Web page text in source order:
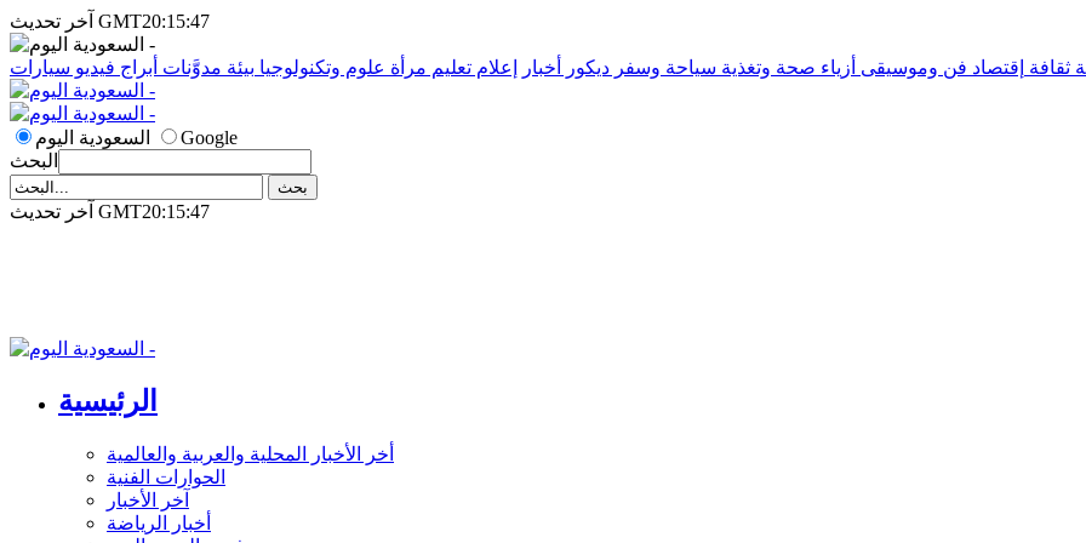
آخر تحديث GMT20:15:47
ثقافة إقتصاد فن وموسيقى أزياء صحة وتغذية سياحة وسفر ديكور أخبار إعلام تعليم مرأة علوم وتكنولوجيا بيئة مدوَّنات أبراج فيديو سيارات
السعودية اليوم
Google
البحث
آخر تحديث GMT20:15:47
الرئيسية
أخر الأخبار المحلية والعربية والعالمية
الحوارات الفنية
آخر الأخبار
أخبار الرياضة